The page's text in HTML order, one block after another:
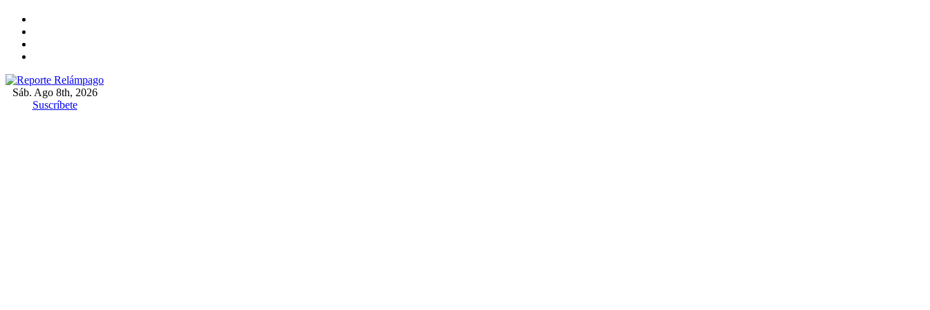
contenido
Reporte Relámpago
Claridad y rigor en cada noticia
Sáb. Ago 8th, 2026
Suscríbete